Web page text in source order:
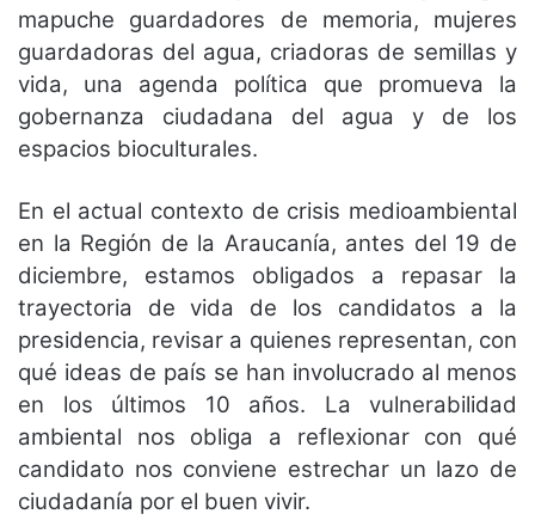
mapuche guardadores de memoria, mujeres
guardadoras del agua, criadoras de semillas y
vida, una agenda política que promueva la
gobernanza ciudadana del agua y de los
espacios bioculturales.
En el actual contexto de crisis medioambiental
en la Región de la Araucanía, antes del 19 de
diciembre, estamos obligados a repasar la
trayectoria de vida de los candidatos a la
presidencia, revisar a quienes representan, con
qué ideas de país se han involucrado al menos
en los últimos 10 años. La vulnerabilidad
ambiental nos obliga a reflexionar con qué
candidato nos conviene estrechar un lazo de
ciudadanía por el buen vivir.